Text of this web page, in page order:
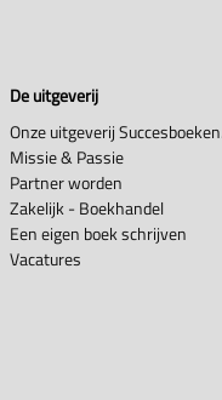
De uitgeverij
Onze uitgeverij
Missie & Passie
Partner worden
Zakelijk - Boekhandel
Een eigen boek schrijven
Vacatures